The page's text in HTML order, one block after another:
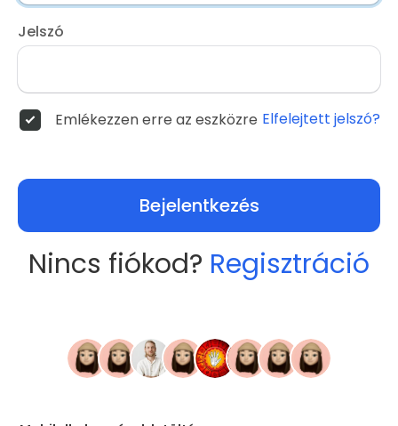
Jelszó
Emlékezzen erre az eszközre Elfelejtett jelszó?
Bejelentkezés
Nincs fiókod? Regisztráció